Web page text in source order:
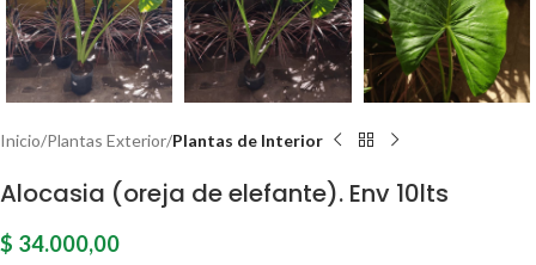
Inicio Plantas Exterior Plantas de Interior
Alocasia (oreja de elefante). Env 10lts
$ 34.000,00